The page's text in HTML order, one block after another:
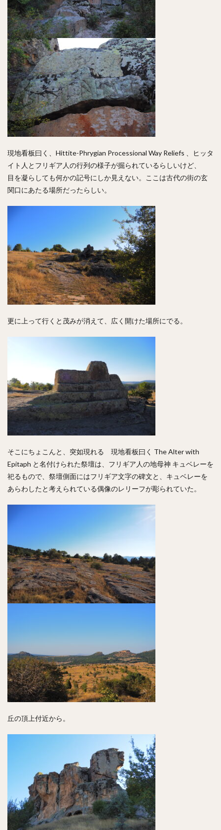
現地看板曰く、Hittite-Phrygian Processional Way Reliefs 、ヒッタ
イト人とフリギア人の行列の様子が掘られているらしいけど、
目を凝らしても何かの記号にしか見えない。ここは古代の街の玄
関口にあたる場所だったらしい。
更に上って行くと茂みが消えて、広く開けた場所にでる。
そこにちょこんと、突如現れる 現地看板曰く The Alter with
Epitaph と名付けられた祭壇は、フリギア人の地母神 キュベレーを
祀るもので、祭壇側面にはフリギア文字の碑文と、キュベレーを
あらわしたと考えられている偶像のレリーフが彫られていた。
丘の頂上付近から。